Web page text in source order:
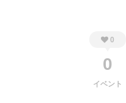
0
0
イベント